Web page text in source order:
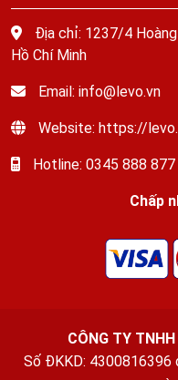
Địa chỉ: 1237/4 Hoàng
Hồ Chí Minh
Email: info@levo.vn
Website: https://
Hotline: 0345 888 877
Chấp
CÔNG TY
Số ĐKKD: 4300816396